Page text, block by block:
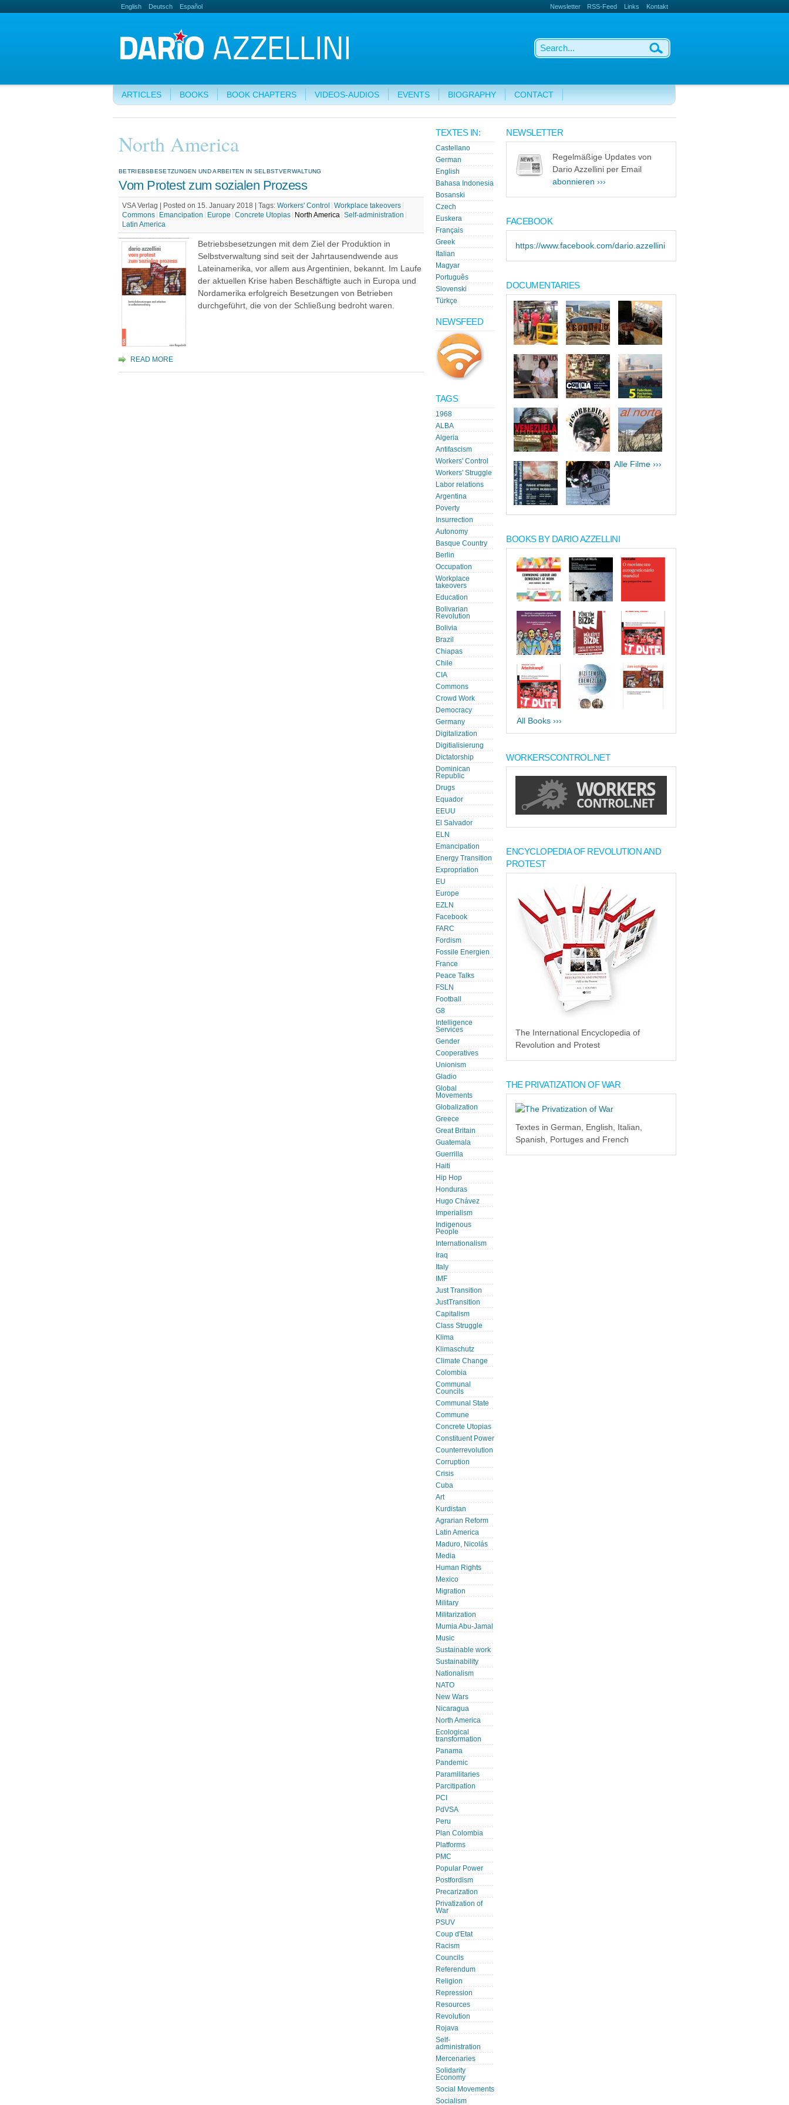
English Deutsch Español Newsletter RSS-Feed Links Kontakt
ARTICLES BOOKS BOOK CHAPTERS VIDEOS-AUDIOS EVENTS BIOGRAPHY CONTACT
North America
BETRIEBSBESETZUNGEN UND ARBEITEN IN SELBSTVERWALTUNG
Vom Protest zum sozialen Prozess
VSA Verlag | Posted on 15. January 2018 | Tags: Workers' Control
Workplace takeovers
Commons
Emancipation Europe Concrete Utopias North America
Self-administration
Latin America
Betriebsbesetzungen mit dem Ziel der Produktion in
Selbstverwaltung sind seit der Jahrtausend­wende aus
Lateinamerika, vor allem aus Argentinien, bekannt. Im Laufe
der aktuellen Krise haben Beschäftigte auch in Europa und
Nordamerika erfolgreich Besetzungen von Betrieben
durchgeführt, die von der Schließung bedroht waren.
READ MORE
TEXTES IN:
Castellano
German
English
Bahasa Indonesia
Bosanski
Czech
Euskera
Français
Greek
Italian
Magyar
Português
Slovenski
Türkçe
NEWSFEED
TAGS
1968
ALBA
Algeria
Antifascism
Workers' Control
Workers' Struggle
Labor relations
Argentina
Poverty
Insurrection
Autonomy
Basque Country
Berlin
Occupation
Workplace
takeovers
Education
Bolivarian
Revolution
Bolivia
Brazil
Chiapas
Chile
CIA
Commons
Crowd Work
Democracy
Germany
Digitalization
Digitialisierung
Dictatorship
Dominican
Republic
Drugs
Equador
EEUU
El Salvador
ELN
Emancipation
Energy Transition
Expropriation
EU
Europe
EZLN
Facebook
FARC
Fordism
Fossile Energien
France
Peace Talks
FSLN
Football
G8
Intelligence
Services
Gender
Cooperatives
Unionism
Gladio
Global
Movements
Globalization
Greece
Great Britain
Guatemala
Guerrilla
Haiti
Hip Hop
Honduras
Hugo Chávez
Imperialism
Indigenous
People
Internationalism
Iraq
Italy
IMF
Just Transition
JustTransition
Capitalism
Class Struggle
Klima
Klimaschutz
Climate Change
Colombia
Communal
Councils
Communal State
Commune
Concrete Utopias
Constituent Power
Counterrevolution
Corruption
Crisis
Cuba
Art
Kurdistan
Agrarian Reform
Latin America
Maduro, Nicolás
Media
Human Rights
Mexico
Migration
Military
Militarization
Mumia Abu-Jamal
Music
Sustainable work
Sustainability
Nationalism
NATO
New Wars
Nicaragua
North America
Ecological
transformation
Panama
Pandemic
Paramilitaries
Parcitipation
PCI
PdVSA
Peru
Plan Colombia
Platforms
PMC
Popular Power
Postfordism
Precarization
Privatization of
War
PSUV
Coup d'Etat
Racism
Councils
Referendum
Religion
Repression
Resources
Revolution
Rojava
Self-
administration
Mercenaries
Solidarity
Economy
Social Movements
Socialism
NEWSLETTER
Regelmäßige Updates von
Dario Azzellini per Email
abonnieren ›››
FACEBOOK
https://www.facebook.com/dario.azzellini
DOCUMENTARIES
Alle Filme ›››
BOOKS BY DARIO AZZELLINI
All Books ›››
WORKERSCONTROL.NET
ENCYCLOPEDIA OF REVOLUTION AND
PROTEST
The International Encyclopedia of
Revolution and Protest
THE PRIVATIZATION OF WAR
Textes in German, English, Italian,
Spanish, Portuges and French